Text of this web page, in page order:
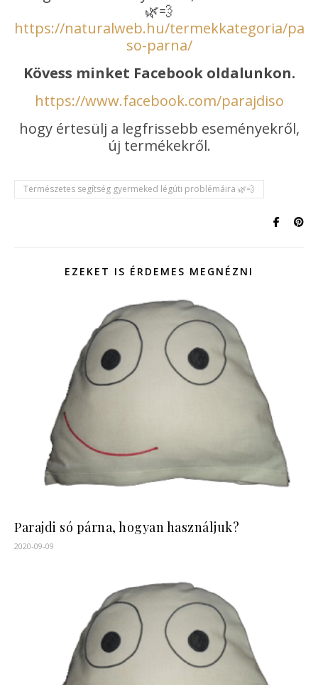
🌿💨
https://naturalweb.hu/termekkategoria/
so-parna/
Kövess minket Facebook oldalunkon.
https://www.facebook.com/parajdiso
hogy értesülj a legfrissebb eseményekről,
új termékekről.
Természetes segítség gyermeked légúti problémáira 🌿💨
EZEKET IS ÉRDEMES MEGNÉZNI
Parajdi só párna, hogyan használjuk?
2020-09-09